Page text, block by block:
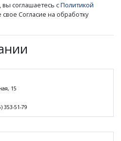
соглашаетесь сПолитикой
свое Согласие на обработку
15
353-51-79